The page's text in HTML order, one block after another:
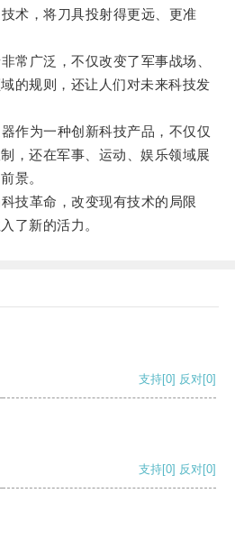
，将刀具投射得更远、更准
广泛，不仅改变了军事战场、
的规则，还让人们对未来科技发
为一种创新科技产品，不仅仅
，还在军事、运动、娱乐领域展
景。
革命，改变现有技术的局限
了新的活力。
支持[0] 反对[0]
支持[0] 反对[0]